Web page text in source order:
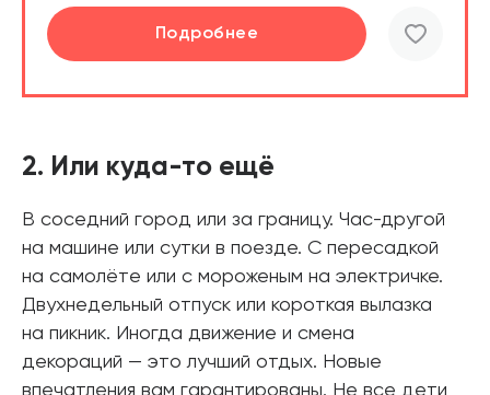
Подробнее
2. Или куда-то ещё
В соседний город или за границу. Час-другой
на машине или сутки в поезде. С пересадкой
на самолёте или с мороженым на электричке.
Двухнедельный отпуск или короткая вылазка
на пикник. Иногда движение и смена
декораций — это лучший отдых. Новые
впечатления вам гарантированы. Не все дети